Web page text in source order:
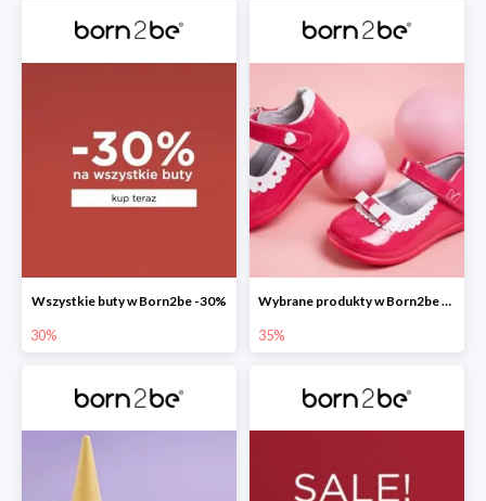
Wszystkie buty w Born2be -30%
30%
Wybrane produkty w Born2be -35%
35%